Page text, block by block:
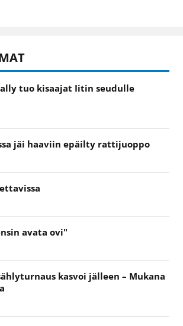
tuo kisaajat Iitin seudulle
jäi haaviin epäilty rattijuoppo
avata ovi"
kasvoi jälleen – Mukana